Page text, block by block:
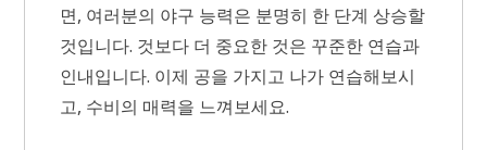
면, 여러분의 야구 능력은 분명히 한 단계 상승할
것입니다. 것보다 더 중요한 것은 꾸준한 연습과
인내입니다. 이제 공을 가지고 나가 연습해보시
고, 수비의 매력을 느껴보세요.